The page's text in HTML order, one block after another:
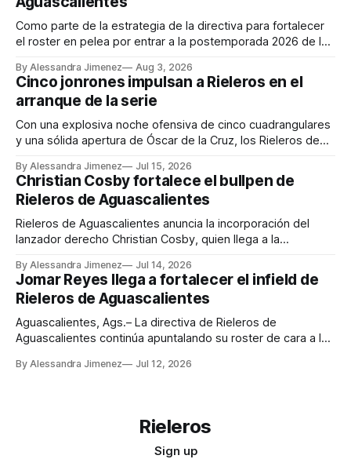
Como parte de la estrategia de la directiva para fortalecer
el roster en pelea por entrar a la postemporada 2026 de la
Aguascalientes anuncia la incorporación del
venezolano David Rodríguez, quien llega procedente de los
Pericos de Puebla. En un movimiento correspondiente,
José
By Alessandra Jimenez Aug 3, 2026
Cinco jonrones impulsan a Rieleros en el
arranque de la serie
Con una explosiva noche ofensiva de cinco cuadrangulares
y una sólida apertura de Óscar de la Cruz, los Rieleros de
el primer juego de la serie disputado en el Parque Alberto
Romo Chávez. Ángel Reyes encabezó el ataque de la
novena
By Alessandra Jimenez Jul 15, 2026
Christian Cosby fortalece el bullpen de
Rieleros de Aguascalientes
Rieleros de Aguascalientes anuncia la incorporación del
lanzador derecho Christian Cosby, quien llega a la
parte del cambio en el que fue cedido el infielder Andretty
Cordero. La directiva del club informa además que el
movimiento aún no está concluido, ya que restan
By Alessandra Jimenez Jul 14, 2026
Jomar Reyes llega a fortalecer el infield de
Rieleros de Aguascalientes
Aguascalientes, Ags.– La directiva de Rieleros de
Aguascalientes continúa apuntalando su roster de cara a la
Beisbol con la incorporación del antesalista
By Alessandra Jimenez Jul 12, 2026
Rieleros
Sign up